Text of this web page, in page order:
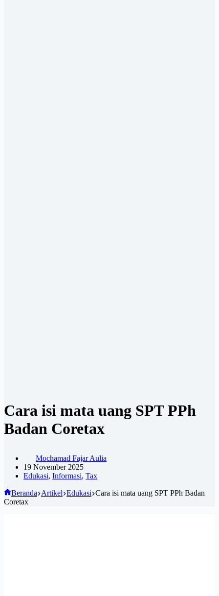
Cara isi mata uang SPT PPh
Badan Coretax
Mochamad Fajar Aulia
19 November 2025
Edukasi, Informasi, Tax
Beranda Artikel Edukasi Cara isi mata uang SPT PPh Badan
Coretax